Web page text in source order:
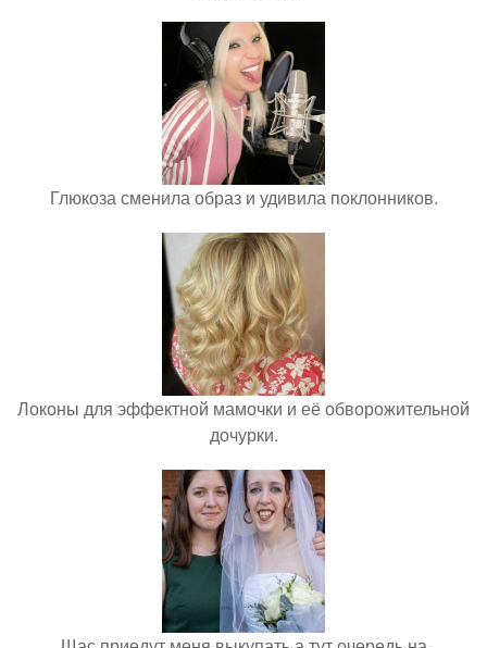
Глюкоза сменила образ и удивила поклонников.
Локоны для эффектной мамочки и её обворожительной
дочурки.